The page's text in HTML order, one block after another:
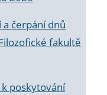
čerpání dnů
fakultě
poskytování